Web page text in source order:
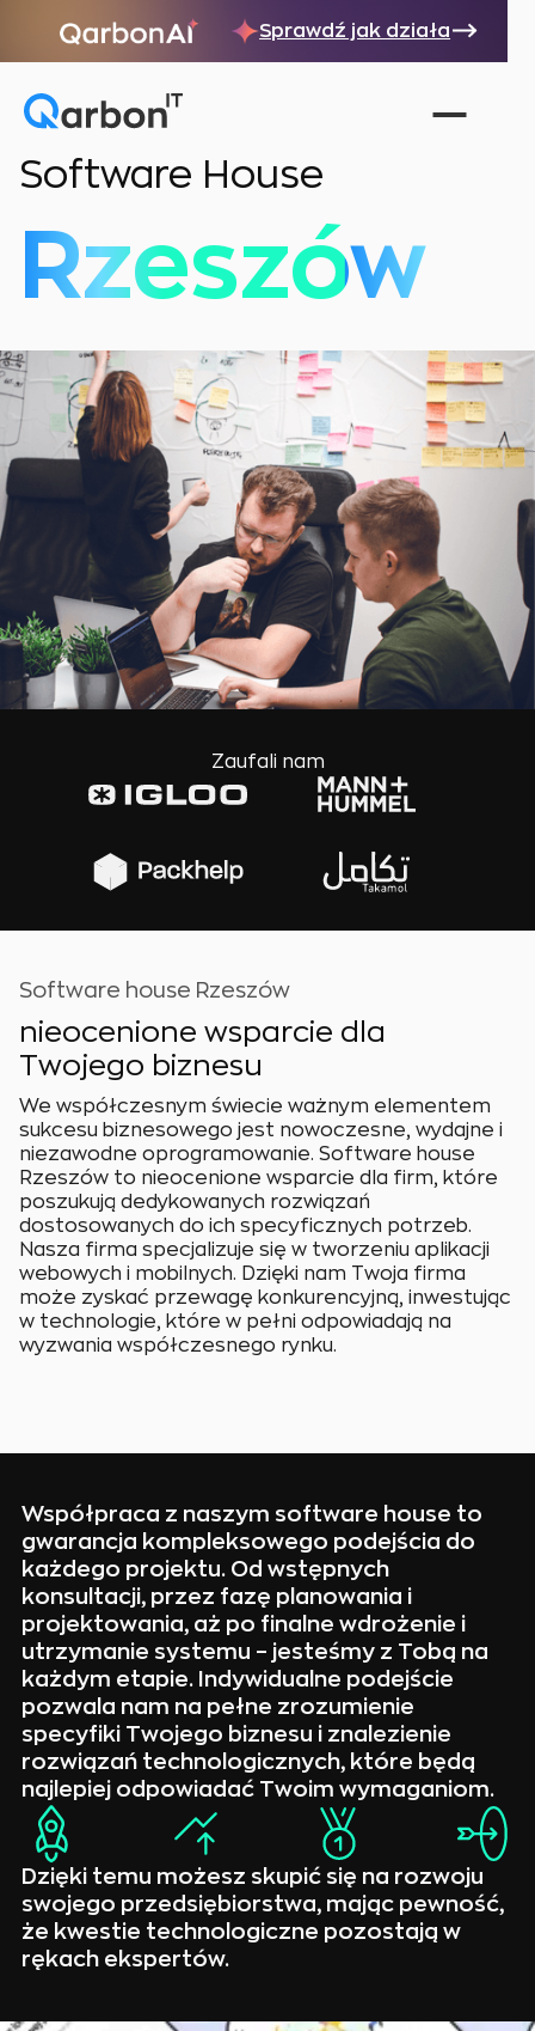
Sprawdź jak działa
Software House
Rzeszów
Zaufali nam
Software house Rzeszów
nieocenione wsparcie dla
Twojego biznesu
We współczesnym świecie ważnym elementem
sukcesu biznesowego jest nowoczesne, wydajne i
niezawodne oprogramowanie. Software house
Rzeszów to nieocenione wsparcie dla firm, które
poszukują dedykowanych rozwiązań
dostosowanych do ich specyficznych potrzeb.
Nasza firma specjalizuje się w tworzeniu aplikacji
webowych i mobilnych. Dzięki nam Twoja firma
może zyskać przewagę konkurencyjną, inwestując
w technologie, które w pełni odpowiadają na
wyzwania współczesnego rynku.
Współpraca z naszym software house to
gwarancja kompleksowego podejścia do
każdego projektu. Od wstępnych
konsultacji, przez fazę planowania i
projektowania, aż po finalne wdrożenie i
utrzymanie systemu – jesteśmy z Tobą na
każdym etapie. Indywidualne podejście
pozwala nam na pełne zrozumienie
specyfiki Twojego biznesu i znalezienie
rozwiązań technologicznych, które będą
najlepiej odpowiadać Twoim wymaganiom.
Dzięki temu możesz skupić się na rozwoju
swojego przedsiębiorstwa, mając pewność,
że kwestie technologiczne pozostają w
rękach ekspertów.